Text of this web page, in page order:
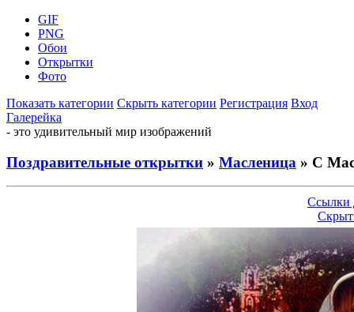
GIF
PNG
Обои
Открытки
Фото
Показать категории Скрыть категории Регистрация Вход
Галерейка
- это удивительный мир изображений
Поздравительные открытки » Масленица » С
Ссылки